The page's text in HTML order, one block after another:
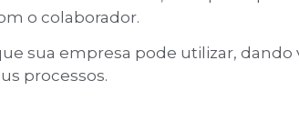
o colaborador.
sua empresa pode utilizar, dando
processos.